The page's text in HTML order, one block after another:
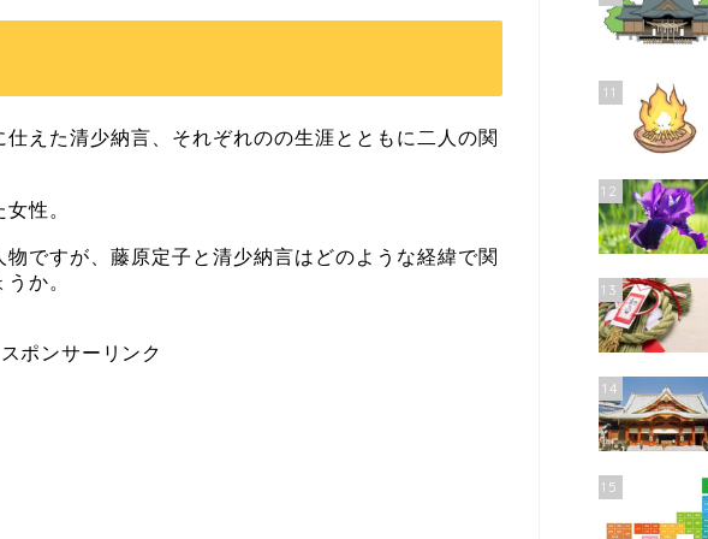
えた清少納言、それぞれのの生涯とともに二人の関
性。
ですが、藤原定子と清少納言はどのような経緯で関
か。
スポンサーリンク
11
12
13
14
15